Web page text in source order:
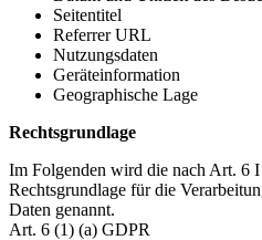
Seitentitel
Referrer URL
Nutzungsdaten
Geräteinformation
Geographische Lage
Rechtsgrundlage
Im Folgenden wird die nach Art. 6
Rechtsgrundlage für die
Daten genannt.
Art. 6 (1) (a) GDPR